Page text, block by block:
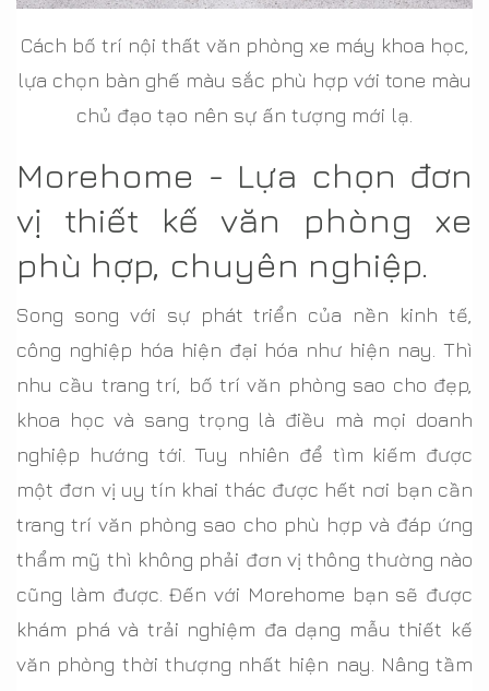
Cách bố trí nội thất văn phòng xe máy khoa học,
lựa chọn bàn ghế màu sắc phù hợp với tone màu
chủ đạo tạo nên sự ấn tượng mới lạ.
Morehome - Lựa chọn đơn
vị thiết kế văn phòng xe
phù hợp, chuyên nghiệp.
Song song với sự phát triển của nền kinh tế,
công nghiệp hóa hiện đại hóa như hiện nay. Thì
nhu cầu trang trí, bố trí văn phòng sao cho đẹp,
khoa học và sang trọng là điều mà mọi doanh
nghiệp hướng tới. Tuy nhiên để tìm kiếm được
một đơn vị uy tín khai thác được hết nơi bạn cần
trang trí văn phòng sao cho phù hợp và đáp ứng
thẩm mỹ thì không phải đơn vị thông thường nào
cũng làm được. Đến với Morehome bạn sẽ được
khám phá và trải nghiệm đa dạng mẫu thiết kế
văn phòng thời thượng nhất hiện nay. Nâng tầm